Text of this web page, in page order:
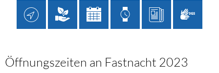
Öffnungszeiten an Fastnacht 2023